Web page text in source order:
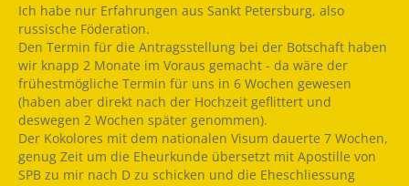
Ich habe nur Erfahrungen aus Sankt Petersburg, also
russische Föderation.
Den Termin für die Antragsstellung bei der Botschaft haben
wir knapp 2 Monate im Voraus gemacht - da wäre der
frühestmögliche Termin für uns in 6 Wochen gewesen
(haben aber direkt nach der Hochzeit geflittert und
deswegen 2 Wochen später genommen).
Der Kokolores mit dem nationalen Visum dauerte 7 Wochen,
genug Zeit um die Eheurkunde übersetzt mit Apostille von
SPB zu mir nach D zu schicken und die Eheschliessung